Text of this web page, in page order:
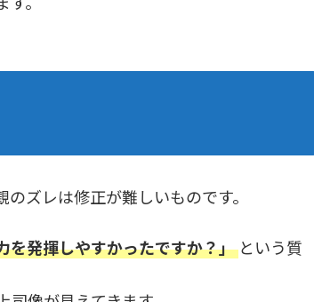
ズレは修正が難しいものです。
を発揮しやすかったですか？」 という質